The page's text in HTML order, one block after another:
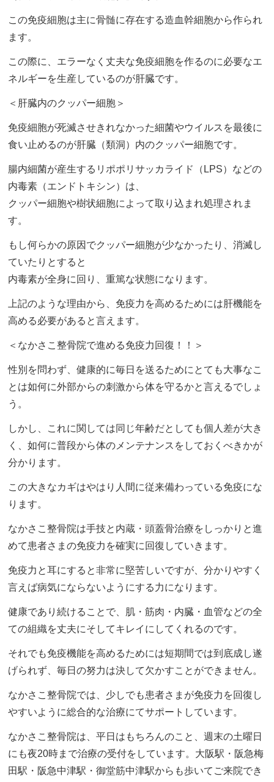
この免疫細胞は主に骨髄に存在する造血幹細胞から作られ
ます。
この際に、エラーなく丈夫な免疫細胞を作るのに必要なエ
ネルギーを生産しているのが肝臓です。
＜肝臓内のクッパー細胞＞
免疫細胞が死滅させきれなかった細菌やウイルスを最後に
食い止めるのが肝臓（類洞）内のクッパー細胞です。
腸内細菌が産生するリポポリサッカライド（LPS）などの
内毒素（エンドトキシン）は、
クッパー細胞や樹状細胞によって取り込まれ処理されま
す。
もし何らかの原因でクッパー細胞が少なかったり、消滅し
ていたりとすると
内毒素が全身に回り、重篤な状態になります。
上記のような理由から、免疫力を高めるためには肝機能を
高める必要があると言えます。
＜なかさこ整骨院で進める免疫力回復！！＞
性別を問わず、健康的に毎日を送るためにとても大事なこ
とは如何に外部からの刺激から体を守るかと言えるでしょ
う。
しかし、これに関しては同じ年齢だとしても個人差が大き
く、如何に普段から体のメンテナンスをしておくべきかが
分かります。
この大きなカギはやはり人間に従来備わっている免疫にな
ります。
なかさこ整骨院は手技と内蔵・頭蓋骨治療をしっかりと進
めて患者さまの免疫力を確実に回復していきます。
免疫力と耳にすると非常に堅苦しいですが、分かりやすく
言えば病気にならないようにする力になります。
健康であり続けることで、肌・筋肉・内臓・血管などの全
ての組織を丈夫にそしてキレイにしてくれるのです。
それでも免疫機能を高めるためには短期間では到底成し遂
げられず、毎日の努力は決して欠かすことができません。
なかさこ整骨院では、少しでも患者さまが免疫力を回復し
やすいように総合的な治療にてサポートしています。
なかさこ整骨院は、平日はもちろんのこと、週末の土曜日
にも夜20時まで治療の受付をしています。大阪駅・阪急梅
田駅・阪急中津駅・御堂筋中津駅からも歩いてご来院でき